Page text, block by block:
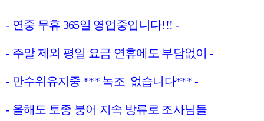
- 연중 무휴 365일 영업중입니다!!! -
- 주말 제외 평일 요금 연휴에도 부담없이 -
- 만수위유지중 *** 녹조 없습니다*** -
- 올해도 토종 붕어 지속 방류로 조사님들